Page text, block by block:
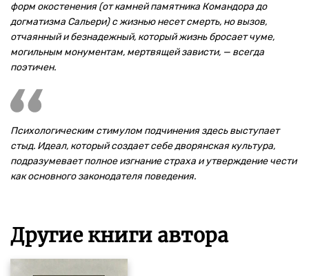
форм окостенения (от камней памятника Командора до
догматизма Сальери) с жизнью несет смерть, но вызов,
отчаянный и безнадежный, который жизнь бросает чуме,
могильным монументам, мертвящей зависти, — всегда
поэтичен.
Психологическим стимулом подчинения здесь выступает
стыд. Идеал, который создает себе дворянская культура,
подразумевает полное изгнание страха и утверждение чести
как основного законодателя поведения.
Другие книги автора